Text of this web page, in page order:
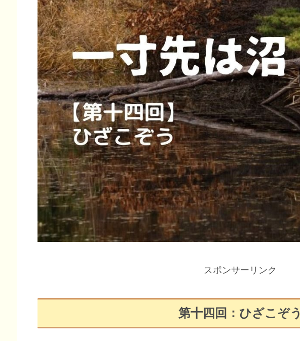
スポンサーリンク
第十四回：ひざこぞう